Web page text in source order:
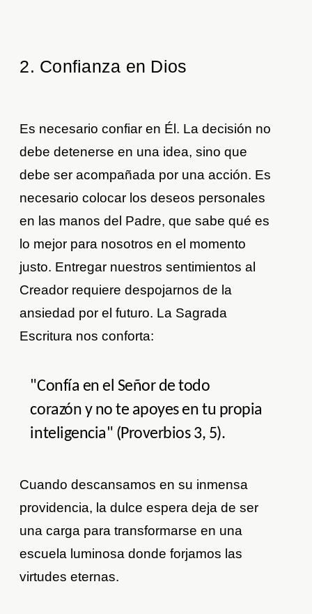
2. Confianza en Dios
Es necesario confiar en Él. La decisión no
debe detenerse en una idea, sino que
debe ser acompañada por una acción. Es
necesario colocar los deseos personales
en las manos del Padre, que sabe qué es
lo mejor para nosotros en el momento
justo. Entregar nuestros sentimientos al
Creador requiere despojarnos de la
ansiedad por el futuro. La Sagrada
Escritura nos conforta:
"Confía en el Señor de todo
corazón y no te apoyes en tu propia
inteligencia" (Proverbios 3, 5).
Cuando descansamos en su inmensa
providencia, la dulce espera deja de ser
una carga para transformarse en una
escuela luminosa donde forjamos las
virtudes eternas.